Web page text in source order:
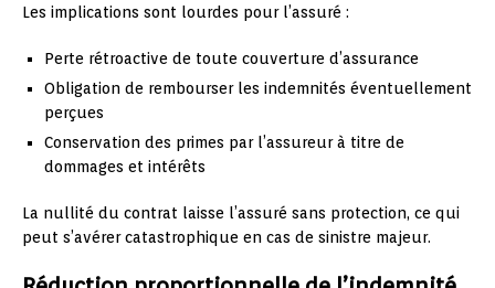
Les implications sont lourdes pour l’assuré :
Perte rétroactive de toute couverture d’assurance
Obligation de rembourser les indemnités éventuellement
perçues
Conservation des primes par l’assureur à titre de
dommages et intérêts
La nullité du contrat laisse l’assuré sans protection, ce qui
peut s’avérer catastrophique en cas de sinistre majeur.